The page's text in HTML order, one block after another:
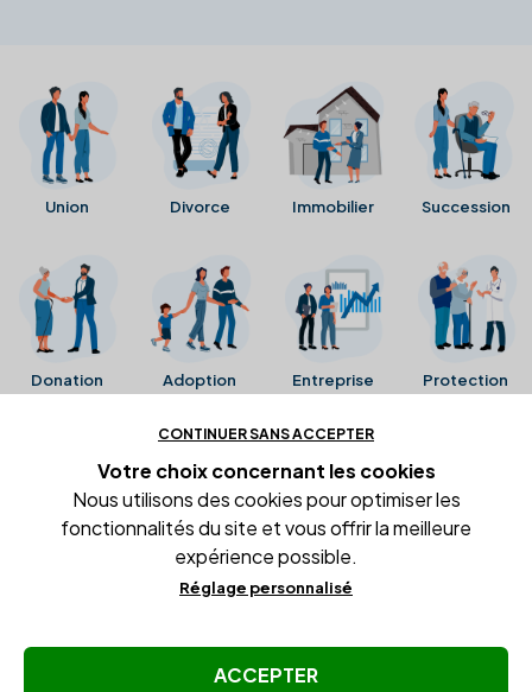
Union Divorce Immobilier Succession
Donation Adoption Entreprise Protection
Ces avis proviennent directement de la fiche Google
Business de l'office notarial. Ils n'ont ni été collectés ni
été vérifiés par Alexia.fr.
Conditions générales d'utilisation
Gestion des cookies
CONTINUER SANS ACCEPTER
Votre choix concernant les cookies
Nous utilisons des cookies pour optimiser les
fonctionnalités du site et vous offrir la meilleure
expérience possible.
Réglage personnalisé
ACCEPTER